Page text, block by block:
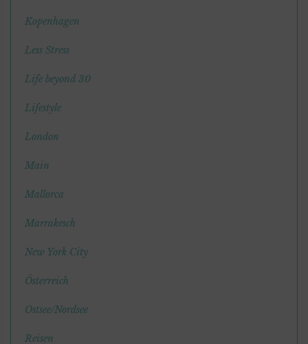
Kopenhagen
Less Stress
Life beyond 30
Lifestyle
London
Main
Mallorca
Marrakesch
New York City
Österreich
Ostsee/Nordsee
Reisen